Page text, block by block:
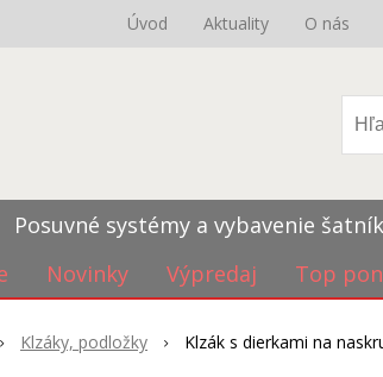
Úvod Aktuality O nás
Posuvné systémy a vybavenie
Novinky Výpredaj Top
Klzáky, podložky Klzák s dierkami na